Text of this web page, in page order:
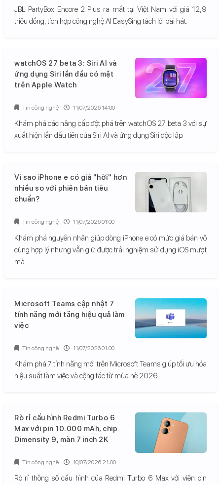
JBL PartyBox Encore 2 Plus ra mắt tại Việt Nam với giá 12,9
triệu đồng, tích hợp công nghệ AI EasySing tách lời bài hát.
watchOS 27 beta 3: Siri AI và
ứng dụng Siri lần đầu có mặt
trên Apple Watch
Khám phá các nâng cấp đột phá trên watchOS 27 beta 3 với sự
xuất hiện lần đầu tiên của Siri AI và ứng dụng Siri độc lập.
Tin công nghệ 11/07/2026 14:00
Vì sao iPhone e có giá "hời" hơn
nhiều so với phiên bản tiêu
chuẩn?
Khám phá nguyên nhân giúp dòng iPhone e có mức giá bán vô
cùng hợp lý nhưng vẫn giữ được trải nghiệm sử dụng iOS mượt
mà.
Tin công nghệ 11/07/2026 01:00
Microsoft Teams cập nhật 7
tính năng mới tăng hiệu quả làm
việc
Khám phá 7 tính năng mới trên Microsoft Teams giúp tối ưu hóa
hiệu suất làm việc và cộng tác từ mùa hè 2026.
Tin công nghệ 11/07/2026 01:00
Rò rỉ cấu hình Redmi Turbo 6
Max với pin 10.000 mAh, chip
Dimensity 9, màn 7 inch 2K
Rò rỉ thông số cấu hình của Redmi Turbo 6 Max với viên pin
Tin công nghệ 10/07/2026 21:00